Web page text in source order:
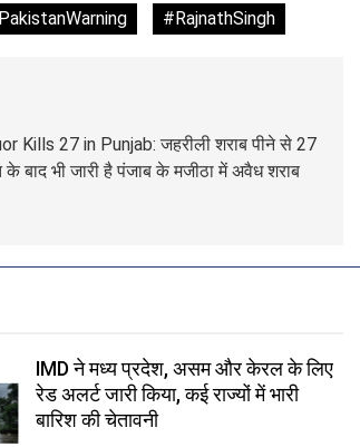
#RajnathSingh
Kills 27 in Punjab: जहरीली शराब पीने से 27
के बाद भी जारी है पंजाब के मजीठा में अवैध शराब
IMD ने मध्य प्रदेश, असम और केरल के लिए
रेड अलर्ट जारी किया, कई राज्यों में भारी
बारिश की चेतावनी